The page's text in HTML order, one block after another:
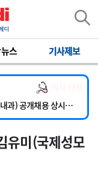
스 기사제보
집
초빙
[충남대학교병원] [세종] 임상교수요원(류마티스내과) 공개채용 상시모집
유미(국제성모